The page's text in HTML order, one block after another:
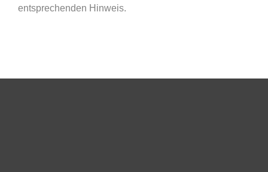
entsprechenden Hinweis.